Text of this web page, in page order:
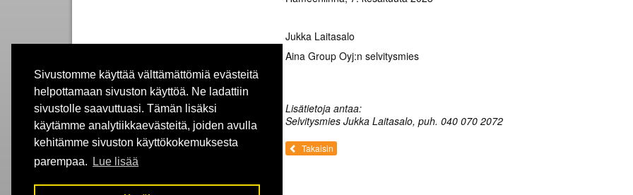
Sivustomme käyttää välttämättömiä evästeitä
helpottamaan sivuston käyttöä. Ne ladattiin
sivustolle saavuttuasi. Tämän lisäksi
käytämme analytiikkaevästeitä, joiden avulla
kehitämme sivuston käyttökokemuksesta
parempaa.
Lue lisää
Jukka Laitasalo
Aina Group Oyj:n selvitysmies
Lisätietoja antaa:
Selvitysmies Jukka Laitasalo, puh. 040 070 2072
Takaisin